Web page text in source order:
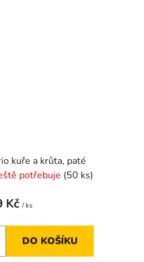
kuře a krůta, paté
potřebuje (50 ks)
Kč / ks
DO KOŠÍKU